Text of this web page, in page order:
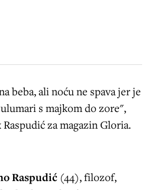
beba, ali noću ne spava jer je
s majkom do zore",
za magazin Gloria.
Raspudić (44), filozof,